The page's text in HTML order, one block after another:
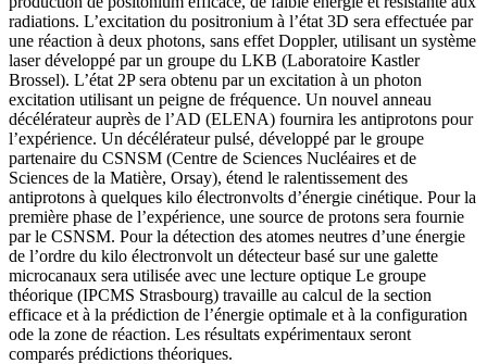
radiations. L’excitation du positronium à l’état 3D sera effectuée par
une réaction à deux photons, sans effet Doppler, utilisant un système
laser développé par un groupe du LKB (Laboratoire Kastler
Brossel). L’état 2P sera obtenu par un excitation à un photon
excitation utilisant un peigne de fréquence. Un nouvel anneau
décélérateur auprès de l’AD (ELENA) fournira les antiprotons pour
l’expérience. Un décélérateur pulsé, développé par le groupe
partenaire du CSNSM (Centre de Sciences Nucléaires et de
Sciences de la Matière, Orsay), étend le ralentissement des
antiprotons à quelques kilo électronvolts d’énergie cinétique. Pour la
première phase de l’expérience, une source de protons sera fournie
par le CSNSM. Pour la détection des atomes neutres d’une énergie
de l’ordre du kilo électronvolt un détecteur basé sur une galette
microcanaux sera utilisée avec une lecture optique Le groupe
théorique (IPCMS Strasbourg) travaille au calcul de la section
efficace et à la prédiction de l’énergie optimale et à la configuration
ode la zone de réaction. Les résultats expérimentaux seront
comparés prédictions théoriques.